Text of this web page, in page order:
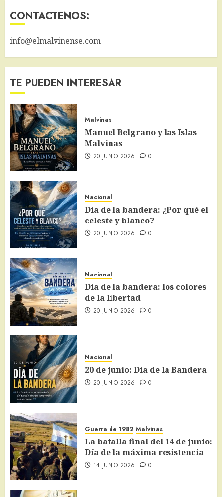
CONTACTENOS:
info@elmalvinense.com
TE PUEDEN INTERESAR
Malvinas
Manuel Belgrano y las Islas
Malvinas
20 JUNIO 2026 0
Nacional
Día de la bandera: ¿Por qué el
celeste y blanco?
20 JUNIO 2026 0
Nacional
Día de la bandera: los colores
de la libertad
20 JUNIO 2026 0
Nacional
20 de junio: Día de la Bandera
20 JUNIO 2026 0
Guerra de 1982 Malvinas
La batalla final del 14 de junio:
Día de la máxima resistencia
14 JUNIO 2026 0